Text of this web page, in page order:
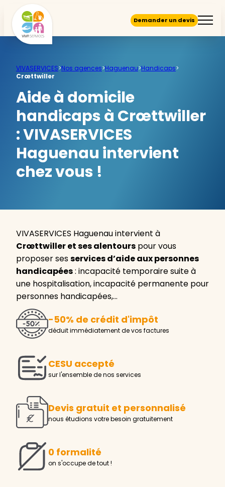
Demander un devis
VIVASERVICES>Nos agences>Haguenau>Handicaps>
Crœttwiller
Aide à domicile
handicaps à Crœttwiller
:VIVASERVICES
Haguenau intervient
chez vous !
VIVASERVICES Haguenau intervient à
Crœttwiller et ses alentours pour vous
proposer sesservices d’aide aux personnes
handicapées: incapacité temporaire suite à
une hospitalisation, incapacité permanente pour
personnes handicapées,…
-50% de crédit d'impôt
déduit immédiatement de vos factures
CESU accepté
sur l'ensemble de nos services
Devis gratuit et personnalisé
nous étudions votre besoin gratuitement
0 formalité
on s'occupe de tout !